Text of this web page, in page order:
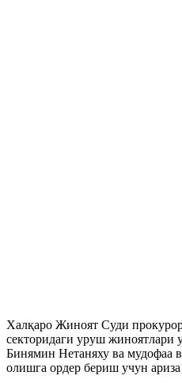
Халқаро Жиноят Суди
секторидаги уруш жиноятлари
Бинямин Нетаняху ва мудофаа
олишга ордер бериш учун